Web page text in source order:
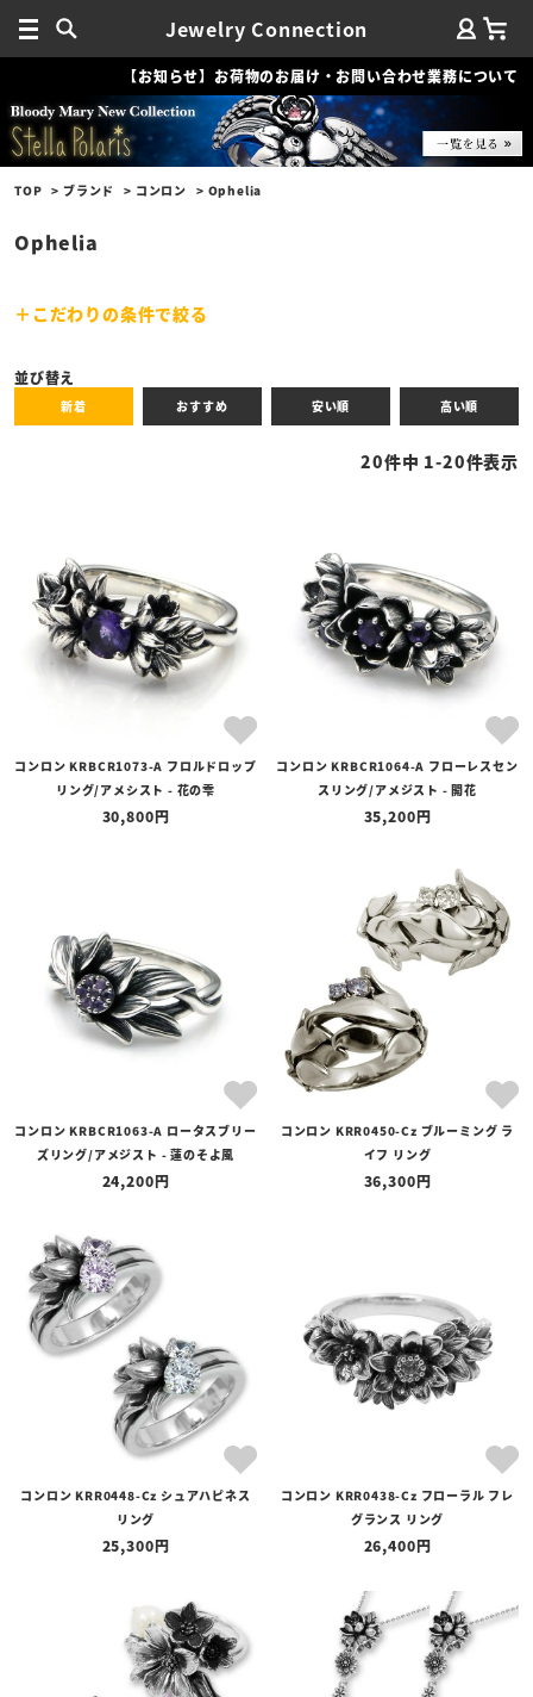
Jewelry Connection
【お知らせ】お荷物のお届け・お問い合わせ業務について
TOP ブランド コンロン Ophelia
Ophelia
こだわりの条件で絞る
全ての商品
セール商品
カテゴリ
価格
在庫なしを含む
並び替え
新着 おすすめ 安い順 高い順
20件中 1-20件表示
コンロン KRBCR1073-A フロルドロップ
リング/アメシスト - 花の雫
30,800
コンロン KRBCR1064-A フローレスセン
スリング/アメジスト - 開花
35,200
コンロン KRBCR1063-A ロータスブリー
ズリング/アメジスト - 蓮のそよ風
24,200
コンロン KRR0450-Cz ブルーミング ラ
イフ リング
36,300
コンロン KRR0448-Cz シュアハピネス
リング
25,300
コンロン KRR0438-Cz フローラル フレ
グランス リング
26,400